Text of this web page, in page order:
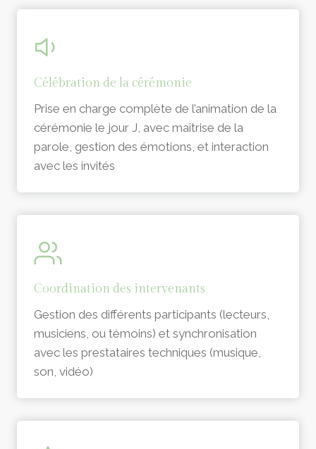
Célébration de la cérémonie
Prise en charge complète de l’animation de la
cérémonie le jour J, avec maîtrise de la
parole, gestion des émotions, et interaction
avec les invités
Coordination des intervenants
Gestion des différents participants (lecteurs,
musiciens, ou témoins) et synchronisation
avec les prestataires techniques (musique,
son, vidéo)